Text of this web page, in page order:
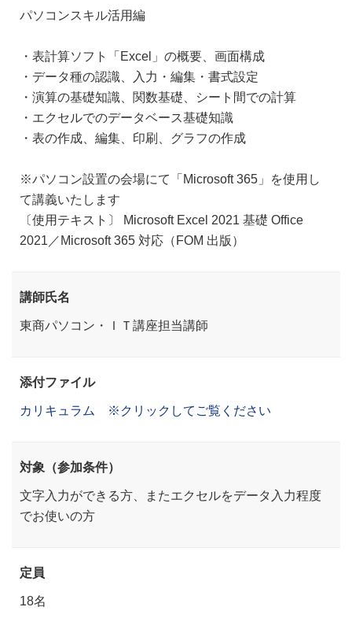
パソコンスキル活用編
・表計算ソフト「Excel」の概要、画面構成
・データ種の認識、入力・編集・書式設定
・演算の基礎知識、関数基礎、シート間での計算
・エクセルでのデータベース基礎知識
・表の作成、編集、印刷、グラフの作成
※パソコン設置の会場にて「Microsoft 365」を使用し
て講義いたします
〔使用テキスト〕 Microsoft Excel 2021 基礎 Office
2021／Microsoft 365 対応（FOM 出版）
講師氏名
東商パソコン・ＩＴ講座担当講師
添付ファイル
カリキュラム ※クリックしてご覧ください
対象（参加条件）
文字入力ができる方、またエクセルをデータ入力程度
でお使いの方
定員
18名